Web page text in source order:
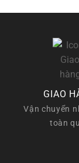
650.000
GIAO
Vận chuyển
toàn